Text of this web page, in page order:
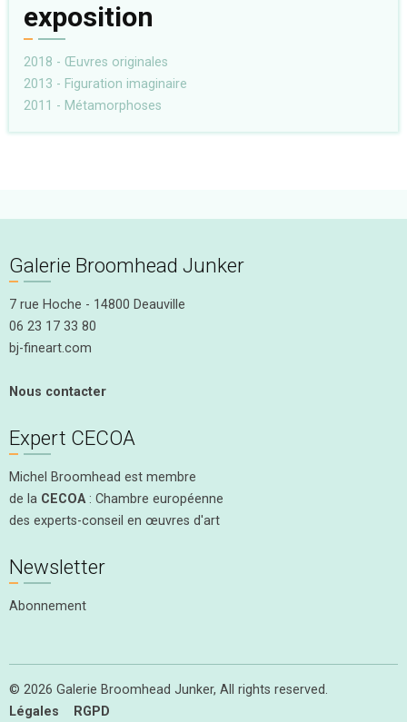
exposition
2018 - Œuvres originales
2013 - Figuration imaginaire
2011 - Métamorphoses
Galerie Broomhead Junker
7 rue Hoche - 14800 Deauville
06 23 17 33 80
bj-fineart.com
Nous contacter
Expert CECOA
Michel Broomhead est membre
de la CECOA: Chambre européenne
des experts-conseil en œuvres d'art
Newsletter
Abonnement
© 2026 Galerie Broomhead Junker, All rights reserved.
Légales
RGPD